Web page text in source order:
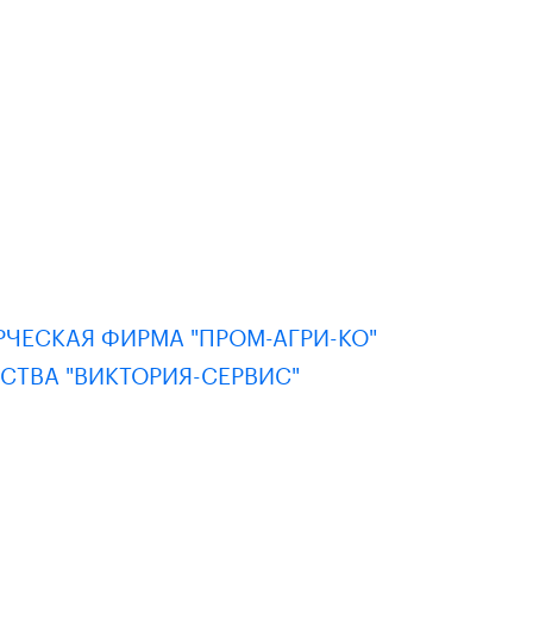
ФИРМА "ПРОМ-АГРИ-КО"
"ВИКТОРИЯ-СЕРВИС"